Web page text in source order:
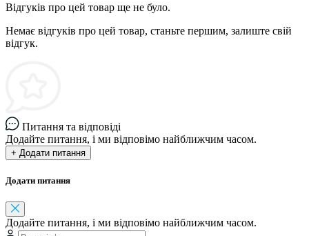
Відгуків про цей товар ще не було.
Немає відгуків про цей товар, станьте першим, залиште свій
відгук.
Питання та відповіді
Додайте питання, і ми відповімо найближчим часом.
+ Додати питання
Додати питання
Додайте питання, і ми відповімо найближчим часом.